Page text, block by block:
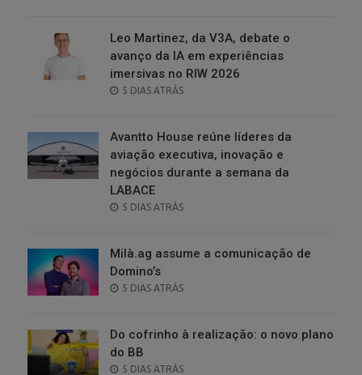
Leo Martinez, da V3A, debate o
avanço da IA em experiências
imersivas no RIW 2026
POSTED
5 DIAS ATRÁS
Avantto House reúne líderes da
aviação executiva, inovação e
negócios durante a semana da
LABACE
POSTED
5 DIAS ATRÁS
Milà.ag assume a comunicação de
Domino’s
POSTED
5 DIAS ATRÁS
Do cofrinho à realização: o novo plano
do BB
POSTED
5 DIAS ATRÁS